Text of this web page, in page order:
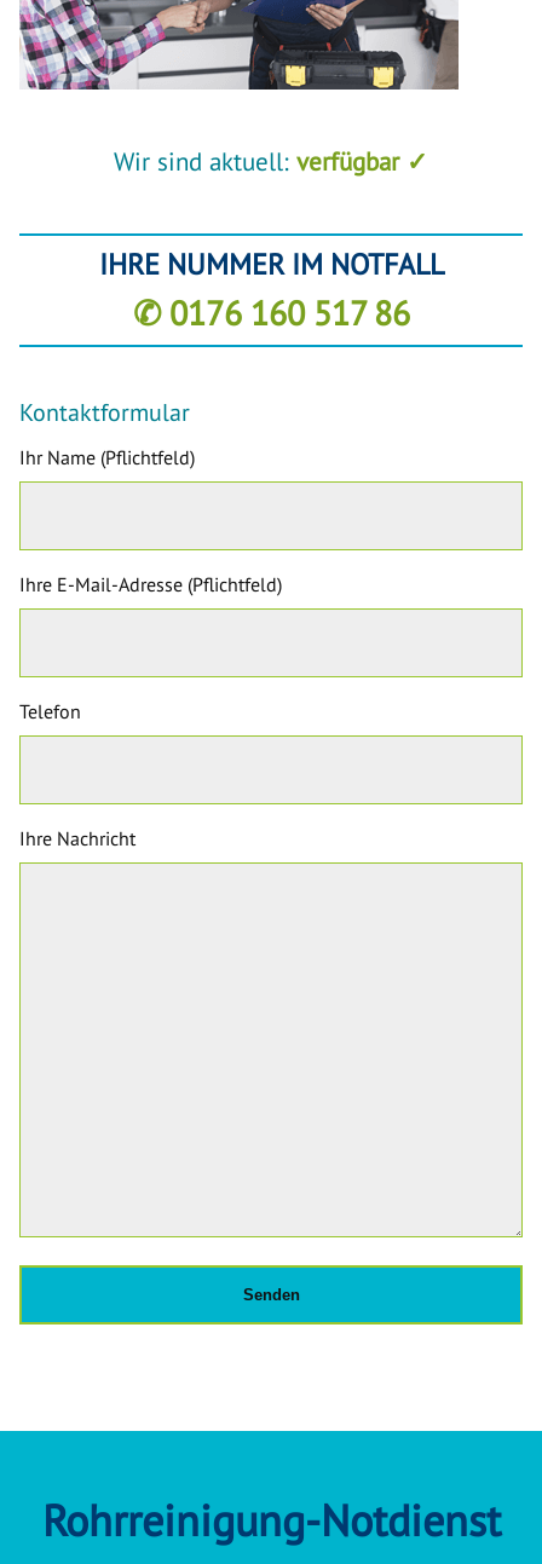
Wir sind aktuell: verfügbar ✓
IHRE NUMMER IM NOTFALL
✆ 0176 160 517 86
Kontaktformular
Ihr Name (Pflichtfeld)
Ihre E-Mail-Adresse (Pflichtfeld)
Telefon
Ihre Nachricht
Rohrreinigung-Notdienst